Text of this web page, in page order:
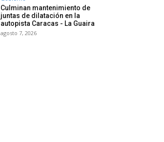
Culminan mantenimiento de
juntas de dilatación en la
autopista Caracas - La Guaira
agosto 7, 2026